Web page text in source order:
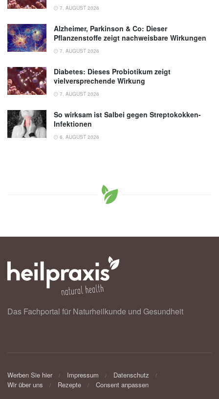
7. AUGUST 2026
Alzheimer, Parkinson & Co: Dieser
Pflanzenstoffe zeigt nachweisbare Wirkungen
7. AUGUST 2026
Diabetes: Dieses Probiotikum zeigt
vielversprechende Wirkung
7. AUGUST 2026
So wirksam ist Salbei gegen Streptokokken-
Infektionen
6. AUGUST 2026
Das Fachportal für Naturheilkunde und Gesundheit
Werben Sie hier Impressum
Datenschutz
Wir über uns
Rezepte Consent anpassen